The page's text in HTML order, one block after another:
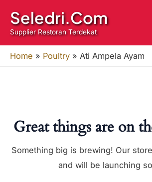
content
Seledri.Com
Supplier Restoran Terdekat
Home » Poultry » Ati Ampela Ayam
Great things are on
Something big is brewing! Our
and will be launching
quantity